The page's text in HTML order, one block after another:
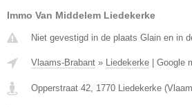
Immo Van Middelem Liedekerke
Niet gevestigd in de plaats Glain en in
Vlaams-Brabant » Liedekerke Google
Opperstraat 42 1770 Liedekerke (